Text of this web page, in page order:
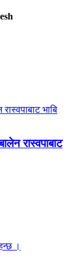
रास्वपाबाट